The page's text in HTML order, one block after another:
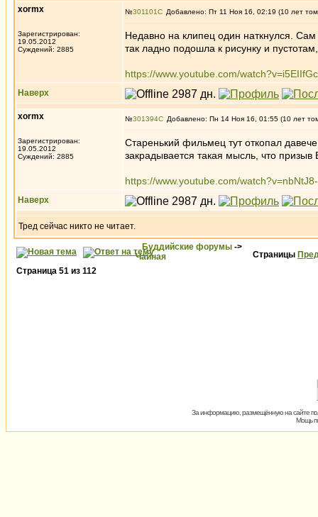
xormx
Зарегистрирован:
19.05.2012
Суждений: 2885
№301101 Добавлено: Пт 11 Ноя 16, 02:19 (10 лет
Недавно на клипец один наткнулся. Сам
так ладно подошла к рисунку и
https://www.youtube.com/
Наверх
xormx
Зарегистрирован:
19.05.2012
Суждений: 2885
№301394 Добавлено: Пн 14 Ноя 16, 01:55 (10 лет
Старенький фильмец тут откопал
закрадывается такая мысль, что
https://www.youtube.com/
Наверх
Тред сейчас никто не читает.
Буддийские форумы ->
Чайная
Страницы
Страница 51 из 112
За информацию, размещённую на сайте
Мощь